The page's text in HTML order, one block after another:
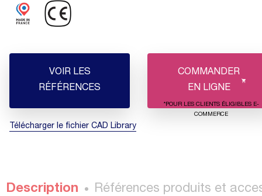
VOIR LES
RÉFÉRENCES
COMMANDER
EN LIGNE
*POUR LES CLIENTS ÉLIGIBLES E-
COMMERCE
Télécharger le fichier CAD Library
Description Références produits et